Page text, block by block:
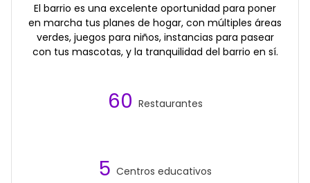
El barrio es una excelente oportunidad para poner
en marcha tus planes de hogar, con múltiples áreas
verdes, juegos para niños, instancias para pasear
con tus mascotas, y la tranquilidad del barrio en sí.
60 Restaurantes
5 Centros educativos